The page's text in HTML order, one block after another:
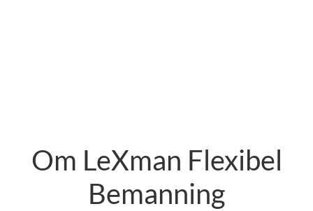
Om LeXman Flexibel
Bemanning